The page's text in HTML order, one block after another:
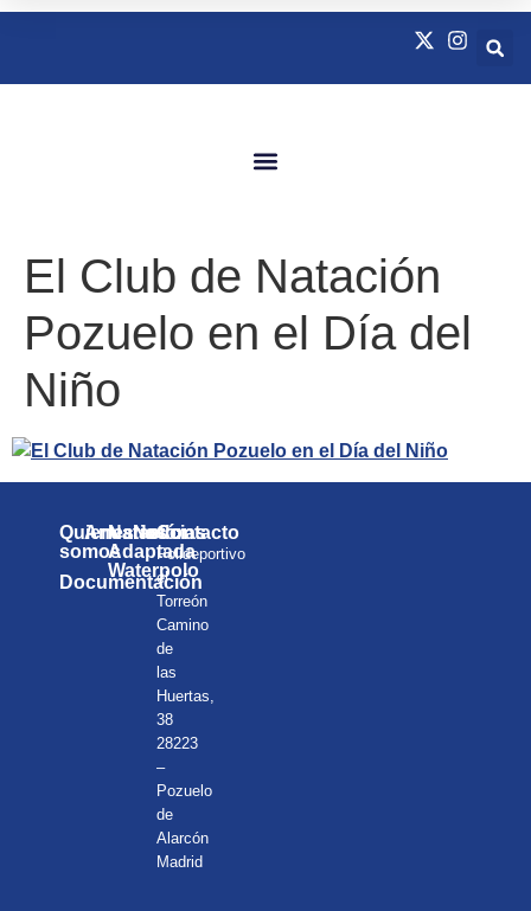
El Club de Natación
Pozuelo en el Día del
Niño
Quienes
somos
Documentación
Anuarios
Natación
Adaptada
Waterpolo
Noticias
Contacto
Polideportivo
el
Torreón
Camino
de
las
Huertas,
38
28223
–
Pozuelo
de
Alarcón
Madrid